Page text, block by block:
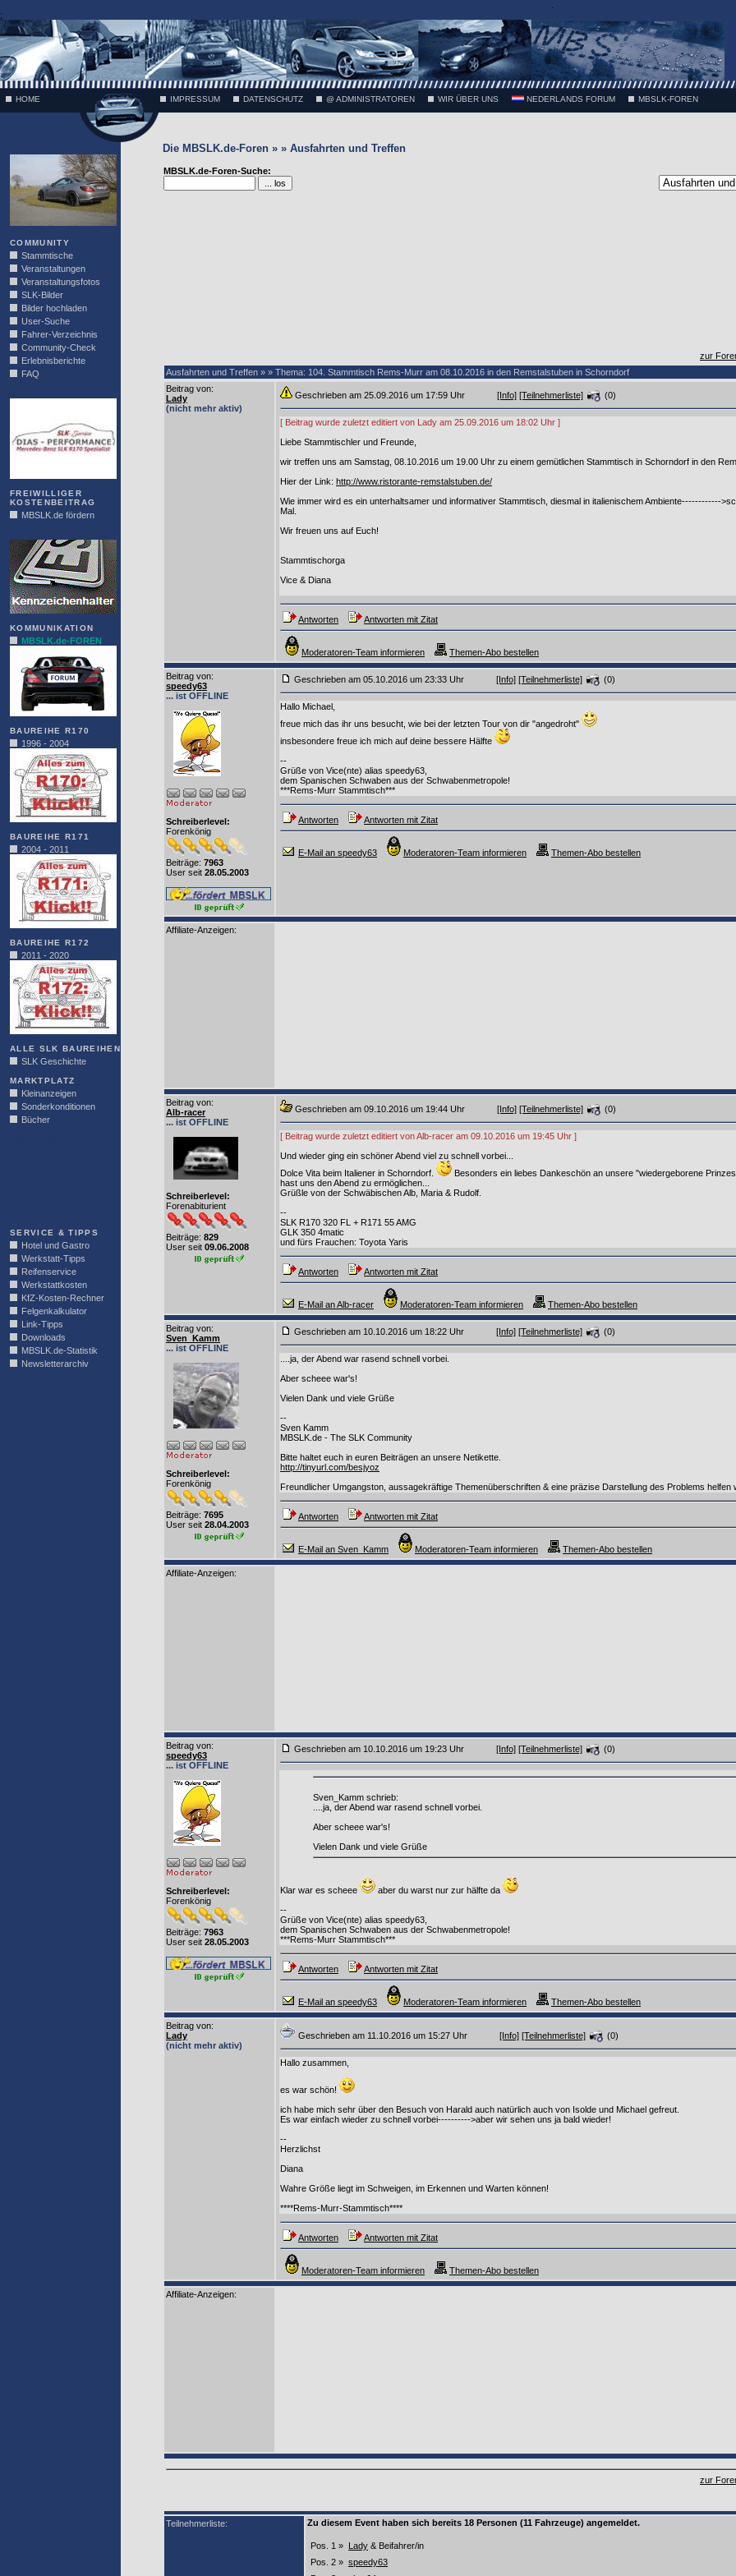
;
HOME IMPRESSUM DATENSCHUTZ @ ADMINISTRATOREN WIR ÜBER UNS NEDERLANDS FORUM MBSLK-FOREN
COMMUNITY
Stammtische
Veranstaltungen
Veranstaltungsfotos
SLK-Bilder
Bilder hochladen
User-Suche
Fahrer-Verzeichnis
Community-Check
Erlebnisberichte
FAQ
FREIWILLIGER
KOSTENBEITRAG
MBSLK.de fördern
KOMMUNIKATION
MBSLK.de-FOREN
BAUREIHE R170
1996 - 2004
BAUREIHE R171
2004 - 2011
BAUREIHE R172
2011 - 2020
ALLE SLK BAUREIHEN
SLK Geschichte
MARKTPLATZ
Kleinanzeigen
Sonderkonditionen
Bücher
SERVICE & TIPPS
Hotel und Gastro
Werkstatt-Tipps
Reifenservice
Werkstattkosten
KfZ-Kosten-Rechner
Felgenkalkulator
Link-Tipps
Downloads
MBSLK.de-Statistik
Newsletterarchiv
Die MBSLK.de-Foren » » Ausfahrten und Treffen
MBSLK.de-Foren-Suche:
zur
Ausfahrten und Treffen » » Thema: 104. Stammtisch Rems-Murr am 08.10.2016 in den Remstalstuben in Schorndorf
Beitrag von:
Lady
(nicht mehr aktiv)
Geschrieben am 25.09.2016 um 17:59 Uhr [Info] [Teilnehmerliste] (0)
[ Beitrag wurde zuletzt editiert von Lady am 25.09.2016 um 18:02 Uhr ]
Liebe Stammtischler und Freunde,
wir treffen uns am Samstag, 08.10.2016 um 19.00 Uhr zu einem gemütlichen Stammtisch in Schorndorf in den
Hier der Link: http://www.ristorante-remstalstuben.de/
Wie immer wird es ein unterhaltsamer und informativer Stammtisch, diesmal in italienischem Ambiente------------
Mal.
Wir freuen uns auf Euch!
Stammtischorga
Vice & Diana
Antworten Antworten mit Zitat
Moderatoren-Team informieren Themen-Abo bestellen
Beitrag von:
speedy63
... ist OFFLINE
Schreiberlevel:
Forenkönig
Beiträge: 7963
User seit 28.05.2003
Geschrieben am 05.10.2016 um 23:33 Uhr [Info] [Teilnehmerliste] (0)
Hallo Michael,
freue mich das ihr uns besucht, wie bei der letzten Tour von dir "angedroht"
insbesondere freue ich mich auf deine bessere Hälfte
--
Grüße von Vice(nte) alias speedy63,
dem Spanischen Schwaben aus der Schwabenmetropole!
***Rems-Murr Stammtisch***
Antworten Antworten mit Zitat
E-Mail an speedy63 Moderatoren-Team informieren Themen-Abo bestellen
Affiliate-Anzeigen:
Beitrag von:
Alb-racer
... ist OFFLINE
Schreiberlevel:
Forenabiturient
Beiträge: 829
User seit 09.06.2008
Geschrieben am 09.10.2016 um 19:44 Uhr [Info] [Teilnehmerliste] (0)
[ Beitrag wurde zuletzt editiert von Alb-racer am 09.10.2016 um 19:45 Uhr ]
Und wieder ging ein schöner Abend viel zu schnell vorbei...
Dolce Vita beim Italiener in Schorndorf.
Besonders ein liebes Dankeschön an unsere "wiedergeborene
hast uns den Abend zu ermöglichen...
Grüßle von der Schwäbischen Alb, Maria & Rudolf.
--
SLK R170 320 FL + R171 55 AMG
GLK 350 4matic
und fürs Frauchen: Toyota Yaris
Antworten Antworten mit Zitat
E-Mail an Alb-racer Moderatoren-Team informieren Themen-Abo bestellen
Beitrag von:
Sven_Kamm
... ist OFFLINE
Schreiberlevel:
Forenkönig
Beiträge: 7695
User seit 28.04.2003
Geschrieben am 10.10.2016 um 18:22 Uhr [Info] [Teilnehmerliste] (0)
....ja, der Abend war rasend schnell vorbei.
Aber scheee war's!
Vielen Dank und viele Grüße
--
Sven Kamm
MBSLK.de - The SLK Community
Bitte haltet euch in euren Beiträgen an unsere Netikette.
http://tinyurl.com/besjyoz
Freundlicher Umgangston, aussagekräftige Themenüberschriften & eine präzise Darstellung des Problems helfen
Antworten Antworten mit Zitat
E-Mail an Sven_Kamm Moderatoren-Team informieren Themen-Abo bestellen
Affiliate-Anzeigen:
Beitrag von:
speedy63
... ist OFFLINE
Schreiberlevel:
Forenkönig
Beiträge: 7963
User seit 28.05.2003
Geschrieben am 10.10.2016 um 19:23 Uhr [Info] [Teilnehmerliste] (0)
Sven_Kamm schrieb:
....ja, der Abend war rasend schnell vorbei.
Aber scheee war's!
Vielen Dank und viele Grüße
Klar war es scheee
aber du warst nur zur hälfte da
--
Grüße von Vice(nte) alias speedy63,
dem Spanischen Schwaben aus der Schwabenmetropole!
***Rems-Murr Stammtisch***
Antworten Antworten mit Zitat
E-Mail an speedy63 Moderatoren-Team informieren Themen-Abo bestellen
Beitrag von:
Lady
(nicht mehr aktiv)
Geschrieben am 11.10.2016 um 15:27 Uhr [Info] [Teilnehmerliste] (0)
Hallo zusammen,
es war schön!
ich habe mich sehr über den Besuch von Harald auch natürlich auch von Isolde und Michael gefreut.
Es war einfach wieder zu schnell vorbei---------->aber wir sehen uns ja bald wieder!
--
Herzlichst
Diana
Wahre Größe liegt im Schweigen, im Erkennen und Warten können!
****Rems-Murr-Stammtisch****
Antworten Antworten mit Zitat
Moderatoren-Team informieren Themen-Abo bestellen
Affiliate-Anzeigen:
zur
Teilnehmerliste: Zu diesem Event haben sich bereits 18 Personen (11 Fahrzeuge) angemeldet.
Pos. 1 » Lady & Beifahrer/in
Pos. 2 » speedy63